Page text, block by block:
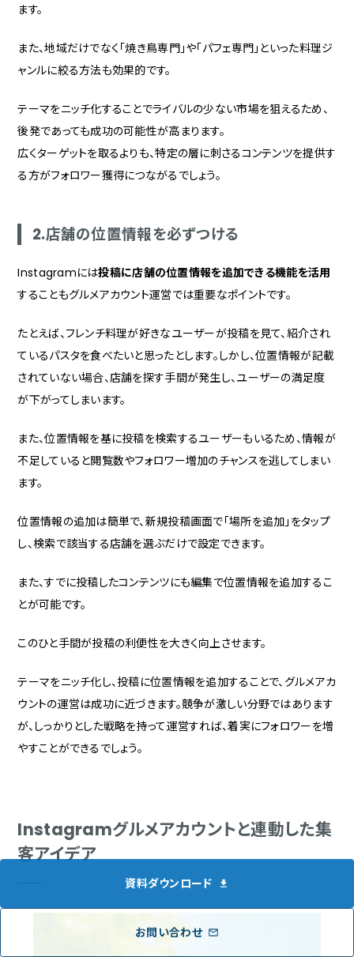
ます。
また、地域だけでなく「焼き鳥専門」や「パフェ専門」といった料理ジ
ャンルに絞る方法も効果的です。
テーマをニッチ化することでライバルの少ない市場を狙えるため、
後発であっても成功の可能性が高まります。
広くターゲットを取るよりも、特定の層に刺さるコンテンツを提供す
る方がフォロワー獲得につながるでしょう。
2.店舗の位置情報を必ずつける
Instagramには投稿に店舗の位置情報を追加できる機能を活用
することもグルメアカウント運営では重要なポイントです。
たとえば、フレンチ料理が好きなユーザーが投稿を見て、紹介され
ているパスタを食べたいと思ったとします。しかし、位置情報が記載
されていない場合、店舗を探す手間が発生し、ユーザーの満足度
が下がってしまいます。
また、位置情報を基に投稿を検索するユーザーもいるため、情報が
不足していると閲覧数やフォロワー増加のチャンスを逃してしまい
ます。
位置情報の追加は簡単で、新規投稿画面で「場所を追加」をタップ
し、検索で該当する店舗を選ぶだけで設定できます。
また、すでに投稿したコンテンツにも編集で位置情報を追加するこ
とが可能です。
このひと手間が投稿の利便性を大きく向上させます。
テーマをニッチ化し、投稿に位置情報を追加することで、グルメアカ
ウントの運営は成功に近づきます。競争が激しい分野ではあります
が、しっかりとした戦略を持って運営すれば、着実にフォロワーを増
やすことができるでしょう。
Instagramグルメアカウントと連動した集
客アイデア
資料ダウンロード
お問い合わせ